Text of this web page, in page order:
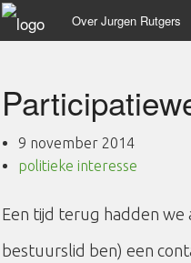
Over Jurgen Rutgers
9 november 2014
politieke interesse
Een tijd terug hadden
bestuurslid ben) een